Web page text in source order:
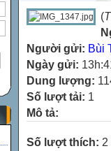
(
Người gửi: Bùi
Ngày gửi:
Dung lượng:
Số lượt tải: 1
Mô tả:
Số lượt thích: 2